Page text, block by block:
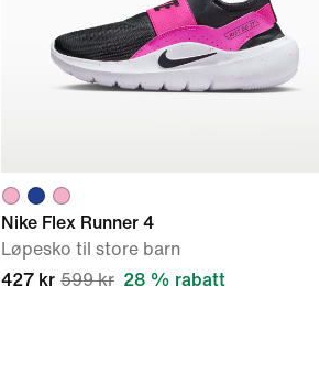
Nike Flex Runner 4
Løpesko til store barn
427 kr 599 kr 28 % rabatt